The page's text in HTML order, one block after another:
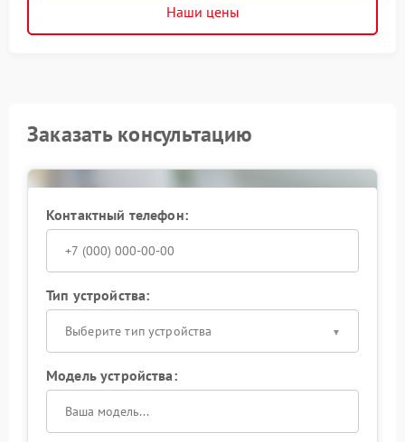
Наши цены
Заказать консультацию
Контактный телефон:
Тип устройства:
Выберите тип устройства
Модель устройства: